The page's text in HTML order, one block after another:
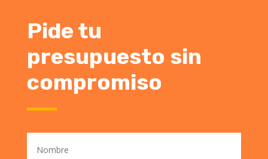
Pide tu
presupuesto sin
compromiso